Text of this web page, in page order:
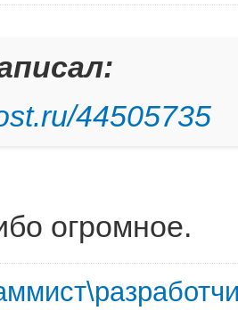
44505735
огромное.